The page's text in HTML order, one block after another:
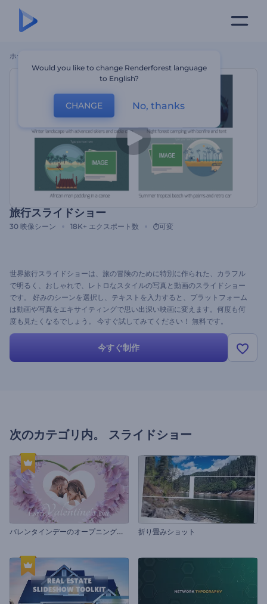
ホーム
旅行スライドショー
30 映像シーン 18K+ エクスポート数 可変
世界旅行スライドショーは、旅の冒険のために特別に作られた、カラフル
で明るく、おしゃれで、レトロなスタイルの写真と動画のスライドショー
です。 好みのシーンを選択し、テキストを入力すると、プラットフォーム
は動画や写真をエキサイティングで思い出深い映画に変えます。何度も何
度も見たくなるでしょう。 今すぐ試してみてください！ 無料です。
今すぐ制作
次のカテゴリ内。 スライドショー
バ
レンタインデーのオープニング動画 折り畳みショット
Would you like to change Renderforest language
to English?
CHANGE No, thanks